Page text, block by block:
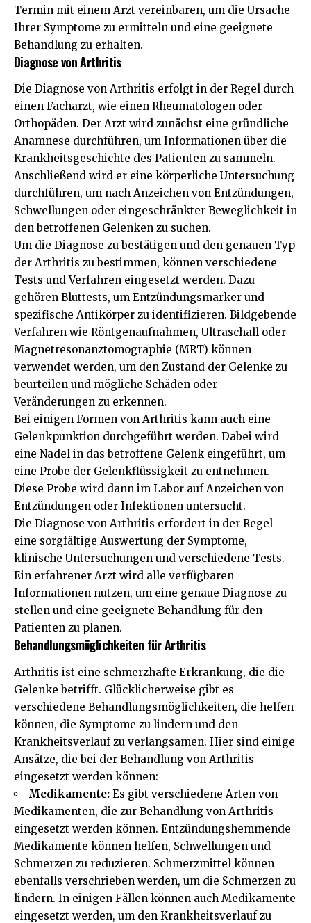
Termin mit einem Arzt vereinbaren, um die Ursache
Ihrer Symptome zu ermitteln und eine geeignete
Behandlung zu erhalten.
Diagnose von Arthritis
Die Diagnose von Arthritis erfolgt in der Regel durch
einen Facharzt, wie einen Rheumatologen oder
Orthopäden. Der Arzt wird zunächst eine gründliche
Anamnese durchführen, um Informationen über die
Krankheitsgeschichte des Patienten zu sammeln.
Anschließend wird er eine körperliche Untersuchung
durchführen, um nach Anzeichen von Entzündungen,
Schwellungen oder eingeschränkter Beweglichkeit in
den betroffenen Gelenken zu suchen.
Um die Diagnose zu bestätigen und den genauen Typ
der Arthritis zu bestimmen, können verschiedene
Tests und Verfahren eingesetzt werden. Dazu
gehören Bluttests, um Entzündungsmarker und
spezifische Antikörper zu identifizieren. Bildgebende
Verfahren wie Röntgenaufnahmen, Ultraschall oder
Magnetresonanztomographie (MRT) können
verwendet werden, um den Zustand der Gelenke zu
beurteilen und mögliche Schäden oder
Veränderungen zu erkennen.
Bei einigen Formen von Arthritis kann auch eine
Gelenkpunktion durchgeführt werden. Dabei wird
eine Nadel in das betroffene Gelenk eingeführt, um
eine Probe der Gelenkflüssigkeit zu entnehmen.
Diese Probe wird dann im Labor auf Anzeichen von
Entzündungen oder Infektionen untersucht.
Die Diagnose von Arthritis erfordert in der Regel
eine sorgfältige Auswertung der Symptome,
klinische Untersuchungen und verschiedene Tests.
Ein erfahrener Arzt wird alle verfügbaren
Informationen nutzen, um eine genaue Diagnose zu
stellen und eine geeignete Behandlung für den
Patienten zu planen.
Behandlungsmöglichkeiten für Arthritis
Arthritis ist eine schmerzhafte Erkrankung, die die
Gelenke betrifft. Glücklicherweise gibt es
verschiedene Behandlungsmöglichkeiten, die helfen
können, die Symptome zu lindern und den
Krankheitsverlauf zu verlangsamen. Hier sind einige
Ansätze, die bei der Behandlung von Arthritis
eingesetzt werden können:
Medikamente: Es gibt verschiedene Arten von
Medikamenten, die zur Behandlung von Arthritis
eingesetzt werden können. Entzündungshemmende
Medikamente können helfen, Schwellungen und
Schmerzen zu reduzieren. Schmerzmittel können
ebenfalls verschrieben werden, um die Schmerzen zu
lindern. In einigen Fällen können auch Medikamente
eingesetzt werden, um den Krankheitsverlauf zu